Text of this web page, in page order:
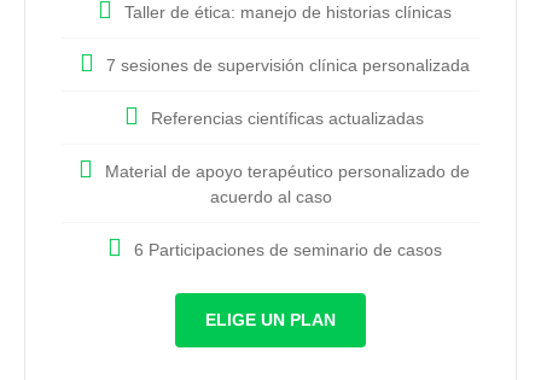
Taller de ética: manejo de historias clínicas
7 sesiones de supervisión clínica personalizada
Referencias científicas actualizadas
Material de apoyo terapéutico personalizado de
acuerdo al caso
6 Participaciones de seminario de casos
ELIGE UN PLAN